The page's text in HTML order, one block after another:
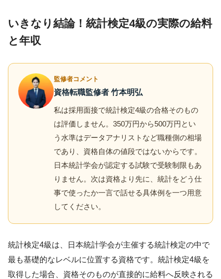
いきなり結論！統計検定4級の実際の給料
と年収
監修者コメント
資格転職監修者 竹本明弘
私は採用面接で統計検定4級の合格そのもの
は評価しません。350万円から500万円とい
う水準はデータアナリストなど職種側の相場
であり、資格自体の値段ではないからです。
日本統計学会が認定する試験で受験制限もあ
りません。次は資格より先に、統計をどう仕
事で使ったか一言で話せる具体例を一つ用意
してください。
統計検定4級は、日本統計学会が主催する統計検定の中で
最も基礎的なレベルに位置する資格です。統計検定4級を
取得した場合、資格そのものが直接的に給料へ反映される